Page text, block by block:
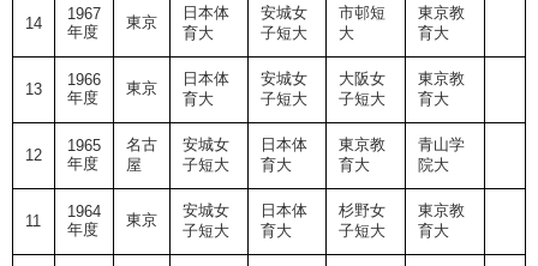
14
1967
年度
東京
日本体
育大
安城女
子短大
市邨短
大
東京教
育大
13
1966
年度
東京
日本体
育大
安城女
子短大
大阪女
子短大
東京教
育大
12
1965
年度
名古
屋
安城女
子短大
日本体
育大
東京教
育大
青山学
院大
11
1964
年度
東京
安城女
子短大
日本体
育大
杉野女
子短大
東京教
育大